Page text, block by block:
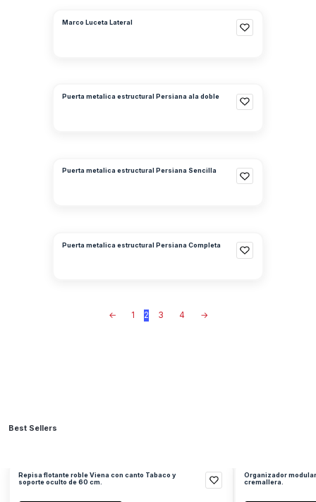
Marco Luceta Lateral
Puerta metalica estructural Persiana ala doble
Puerta metalica estructural Persiana Sencilla
Puerta metalica estructural Persiana Completa
← 1 2 3 4 →
Best Sellers
Repisa flotante roble Viena con canto Tabaco y
soporte oculto de 60 cm.
Organizador
cremallera.